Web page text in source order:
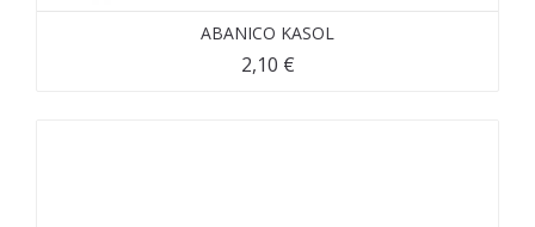
ABANICO KASOL
2,10 €